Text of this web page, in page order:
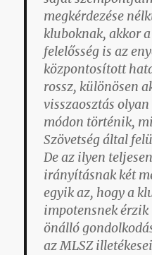
megkérdezése
kluboknak, akkor
felelősség is az
központosított
rossz, különösen
visszaosztás
módon történik,
Szövetség által
De az ilyen
irányításnak két
egyik az, hogy a
impotensnek
önálló
az MLSZ